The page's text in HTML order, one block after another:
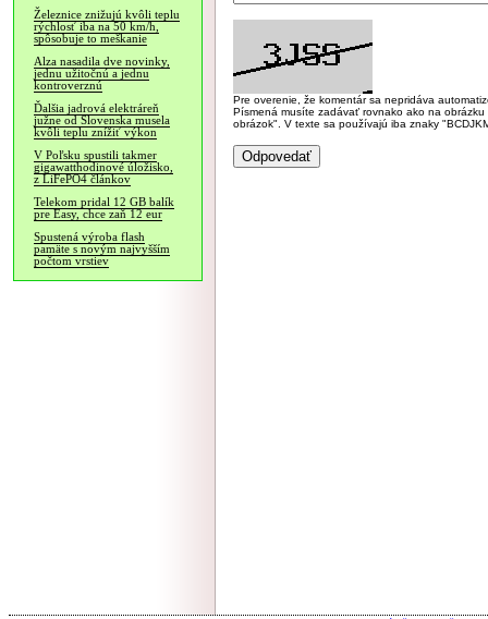
Železnice znižujú kvôli teplu
rýchlosť iba na 50 km/h,
spôsobuje to meškanie
Alza nasadila dve novinky,
jednu užitočnú a jednu
kontroverznú
Ďalšia jadrová elektráreň
južne od Slovenska musela
kvôli teplu znížiť výkon
V Poľsku spustili takmer
gigawatthodinové úložisko,
z LiFePO4 článkov
Telekom pridal 12 GB balík
pre Easy, chce zaň 12 eur
Spustená výroba flash
pamäte s novým najvyšším
počtom vrstiev
Pre overenie, že komentár sa nepridáva
Písmená musíte zadávať rovnako ako na
obrázok". V texte sa používajú iba znaky